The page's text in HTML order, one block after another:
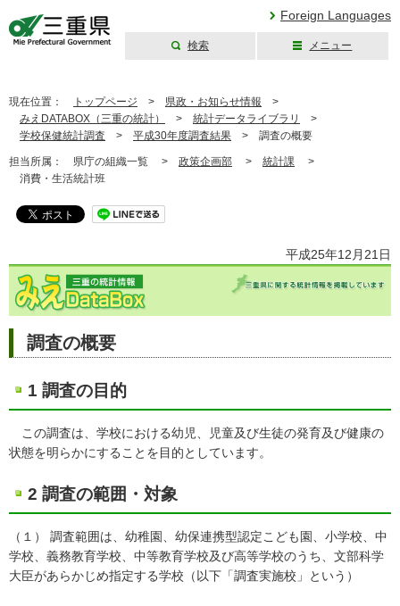
Foreign Languages
検索 メニュー
現在位置： トップページ > 県政・お知らせ情報 >
みえDATABOX（三重の統計）
> 統計データライブラリ
>
学校保健統計調査 > 平成30年度調査結果 > 調査の概要
担当所属： 県庁の組織一覧 > 政策企画部 > 統計課 >
消費・生活統計班
平成25年12月21日
調査の概要
1 調査の目的
この調査は、学校における幼児、児童及び生徒の発育及び健康の
状態を明らかにすることを目的としています。
2 調査の範囲・対象
（１） 調査範囲は、幼稚園、幼保連携型認定こども園、小学校、中
学校、義務教育学校、中等教育学校及び高等学校のうち、文部科学
大臣があらかじめ指定する学校（以下「調査実施校」という）